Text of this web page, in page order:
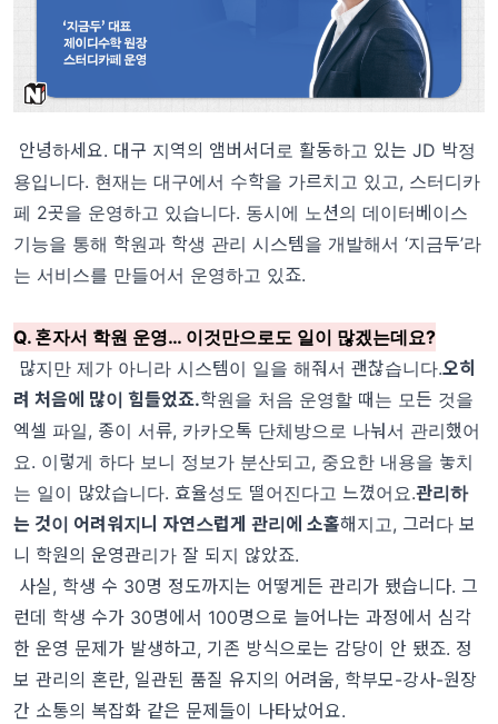
안녕하세요. 대구 지역의 앰버서더로 활동하고 있는 JD 박정
용입니다. 현재는 대구에서 수학을 가르치고 있고, 스터디카
페 2곳을 운영하고 있습니다. 동시에 노션의 데이터베이스
기능을 통해 학원과 학생 관리 시스템을 개발해서 ‘지금두’라
는 서비스를 만들어서 운영하고 있죠.
Q. 혼자서 학원 운영… 이것만으로도 일이 많겠는데요?
많지만 제가 아니라 시스템이 일을 해줘서 괜찮습니다.오히
려 처음에 많이 힘들었죠.학원을 처음 운영할 때는 모든 것을
엑셀 파일, 종이 서류, 카카오톡 단체방으로 나눠서 관리했어
요. 이렇게 하다 보니 정보가 분산되고, 중요한 내용을 놓치
는 일이 많았습니다. 효율성도 떨어진다고 느꼈어요.관리하
는 것이 어려워지니 자연스럽게 관리에 소홀해지고, 그러다 보
니 학원의 운영관리가 잘 되지 않았죠.
사실, 학생 수 30명 정도까지는 어떻게든 관리가 됐습니다. 그
런데 학생 수가 30명에서 100명으로 늘어나는 과정에서 심각
한 운영 문제가 발생하고, 기존 방식으로는 감당이 안 됐죠. 정
보 관리의 혼란, 일관된 품질 유지의 어려움, 학부모-강사-원장
간 소통의 복잡화 같은 문제들이 나타났어요.